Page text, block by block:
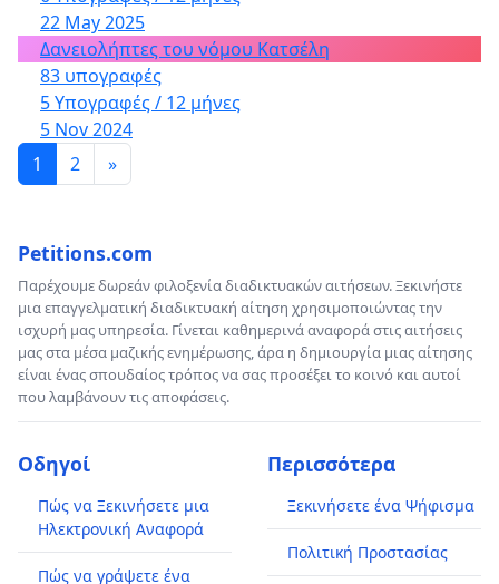
άποψή μου, οδυνηρές αναπτυξιακές και
περιβαλλοντικές επιπτώσεις για την ευρύτερη
περιοχή, μη αναστρέψιμες.
22 May 2025
Δανειολήπτες του νόμου Κατσέλη
83 υπογραφές
5 Υπογραφές / 12 μήνες
5 Nov 2024
1
2 »
Petitions.com
Παρέχουμε δωρεάν φιλοξενία διαδικτυακών αιτήσεων. Ξεκινήστε
μια επαγγελματική διαδικτυακή αίτηση χρησιμοποιώντας την
ισχυρή μας υπηρεσία. Γίνεται καθημερινά αναφορά στις αιτήσεις
μας στα μέσα μαζικής ενημέρωσης, άρα η δημιουργία μιας αίτησης
είναι ένας σπουδαίος τρόπος να σας προσέξει το κοινό και αυτοί
που λαμβάνουν τις αποφάσεις.
Οδηγοί
Πώς να Ξεκινήσετε μια
Ηλεκτρονική Αναφορά
Πώς να γράψετε ένα
Περισσότερα
Ξεκινήσετε ένα Ψήφισμα
Πολιτική Προστασίας